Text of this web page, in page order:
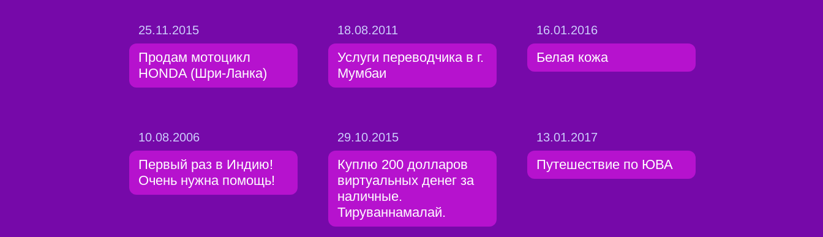
25.11.2015
Продам мотоцикл
HONDA (Шри-Ланка)
18.08.2011
Услуги переводчика в г.
Мумбаи
16.01.2016
Белая кожа
10.08.2006
Первый раз в Индию!
Очень нужна помощь!
29.10.2015
Куплю 200 долларов
виртуальных денег за
наличные.
Тируваннамалай.
13.01.2017
Путешествие по ЮВА